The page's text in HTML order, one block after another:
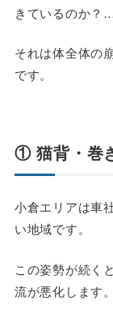
きているのか
それは体全体の
です。
① 猫背・巻
小倉エリアは車
い地域です。
この姿勢が続く
流が悪化します。